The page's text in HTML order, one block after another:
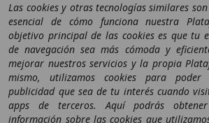
Las cookies y otras tecnologías similares
esencial de cómo funciona nuestra
objetivo principal de las cookies es que tu
de navegación sea más cómoda y
mejorar nuestros servicios y la propia
mismo, utilizamos cookies para poder
publicidad que sea de tu interés cuando
apps de terceros. Aquí podrás
información sobre las cookies que